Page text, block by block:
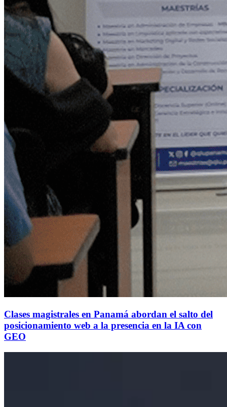
Clases magistrales en Panamá abordan el salto del
posicionamiento web a la presencia en la IA con
GEO